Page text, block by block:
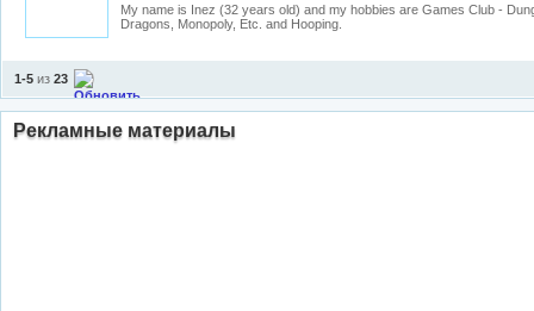
My name is Inez (32 years old) and my hobbies are Games Club -
Dragons, Monopoly, Etc. and Hooping.
1-5 из 23
Рекламные материалы